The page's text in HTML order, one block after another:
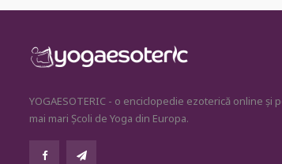
YOGAESOTERIC - o enciclopedie ezoterică online și
mai mari Școli de Yoga din Europa.